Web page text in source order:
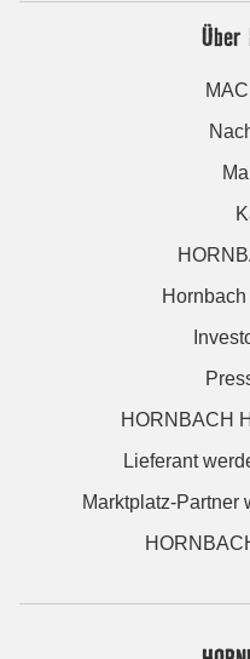
Über
HORNBACH
Lieferant
Marktplatz-Partner